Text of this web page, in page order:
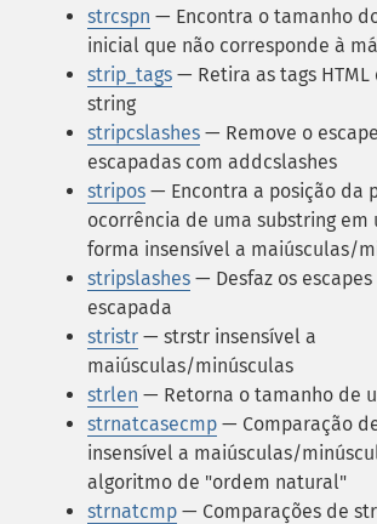
strcspn — Encontra o tamanho
inicial que não corresponde à
strip_tags — Retira as tags HTML
string
stripcslashes — Remove o
escapadas com addcslashes
stripos — Encontra a posição da
ocorrência de uma substring em
forma insensível a maiúsculas/
stripslashes — Desfaz os
escapada
stristr — strstr insensível a
maiúsculas/minúsculas
strlen — Retorna o tamanho de
strnatcasecmp — Comparação
insensível a maiúsculas/
algoritmo de "ordem natural"
strnatcmp — Comparações de